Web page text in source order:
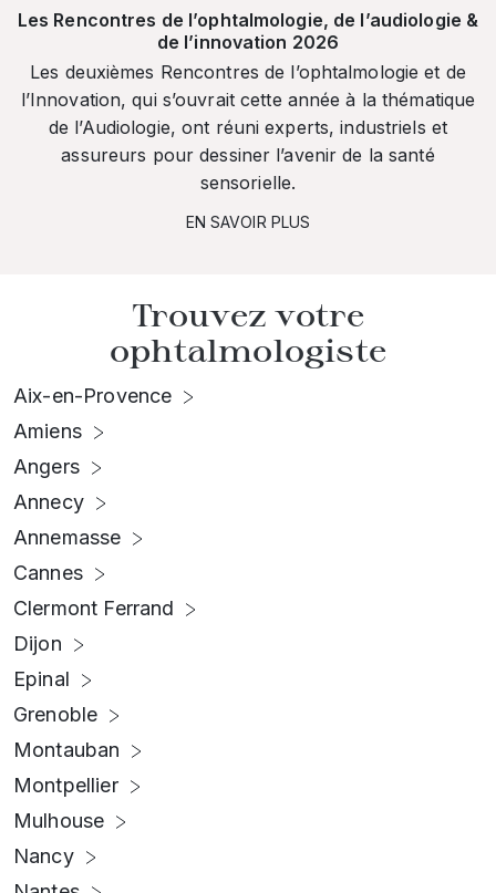
Les Rencontres de l’ophtalmologie, de l’audiologie &
de l’innovation 2026
Les deuxièmes Rencontres de l’ophtalmologie et de
l’Innovation, qui s’ouvrait cette année à la thématique
de l’Audiologie, ont réuni experts, industriels et
assureurs pour dessiner l’avenir de la santé
sensorielle.
EN SAVOIR PLUS
Trouvez votre
ophtalmologiste
Aix-en-Provence
Amiens
Angers
Annecy
Annemasse
Cannes
Clermont Ferrand
Dijon
Epinal
Grenoble
Montauban
Montpellier
Mulhouse
Nancy